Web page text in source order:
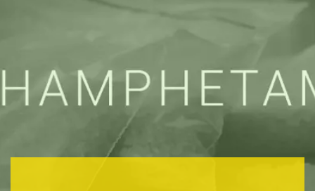
Wir verpflichten uns, unseren Kunden ein Online-Erlebnis zu bieten,